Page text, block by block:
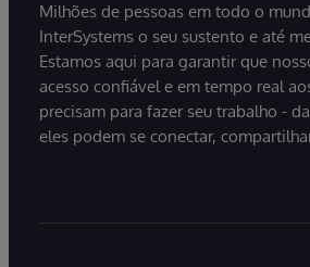
Milhões de pessoas em todo o
InterSystems o seu sustento e até
Estamos aqui para garantir que
acesso confiável e em tempo real
precisam para fazer seu trabalho -
eles podem se conectar,